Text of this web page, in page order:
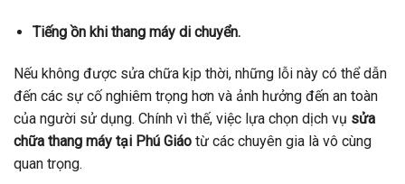
Tiếng ồn khi thang máy di chuyển.
Nếu không được sửa chữa kịp thời, những lỗi này có thể dẫn
đến các sự cố nghiêm trọng hơn và ảnh hưởng đến an toàn
của người sử dụng. Chính vì thế, việc lựa chọn dịch vụ sửa
chữa thang máy tại Phú Giáo từ các chuyên gia là vô cùng
quan trọng.